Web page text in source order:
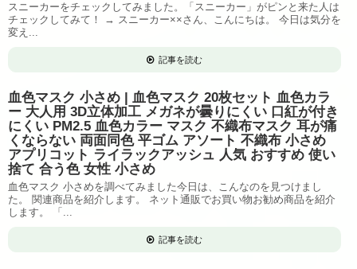
スニーカーをチェックしてみました。「スニーカー」がピンと来た人は
チェックしてみて！ → スニーカー××さん、こんにちは。 今日は気分を
変え...
記事を読む
血色マスク 小さめ | 血色マスク 20枚セット 血色カラ
ー 大人用 3D立体加工 メガネが曇りにくい 口紅が付き
にくい PM2.5 血色カラー マスク 不織布マスク 耳が痛
くならない 両面同色 平ゴム アソート 不織布 小さめ
アプリコット ライラックアッシュ 人気 おすすめ 使い
捨て 合う色 女性 小さめ
血色マスク 小さめを調べてみました今日は、こんなのを見つけまし
た。 関連商品を紹介します。 ネット通販でお買い物お勧め商品を紹介
します。 「...
記事を読む